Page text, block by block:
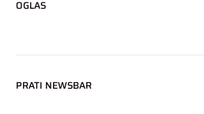
OGLAS
PRATI NEWSBAR